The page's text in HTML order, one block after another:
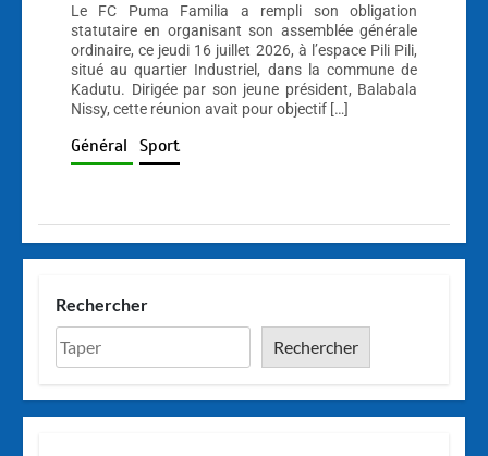
Le FC Puma Familia a rempli son obligation
statutaire en organisant son assemblée générale
ordinaire, ce jeudi 16 juillet 2026, à l’espace Pili Pili,
situé au quartier Industriel, dans la commune de
Kadutu. Dirigée par son jeune président, Balabala
Nissy, cette réunion avait pour objectif […]
Général Sport
Rechercher
Rechercher